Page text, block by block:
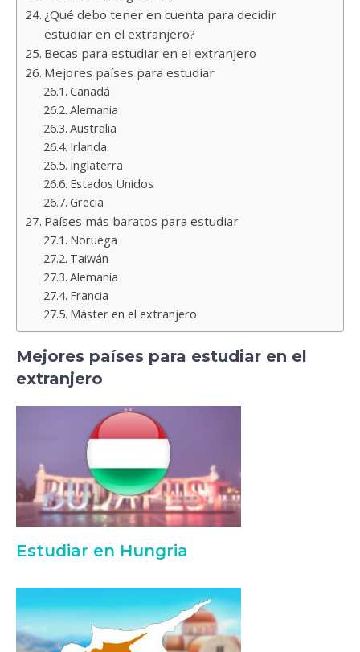
¿Qué debo tener en cuenta para decidir
estudiar en el extranjero?
Becas para estudiar en el extranjero
Mejores países para estudiar
Canadá
Alemania
Australia
Irlanda
Inglaterra
Estados Unidos
Grecia
Países más baratos para estudiar
Noruega
Taiwán
Alemania
Francia
Máster en el extranjero
Mejores países para estudiar en el
extranjero
Estudiar en Hungria